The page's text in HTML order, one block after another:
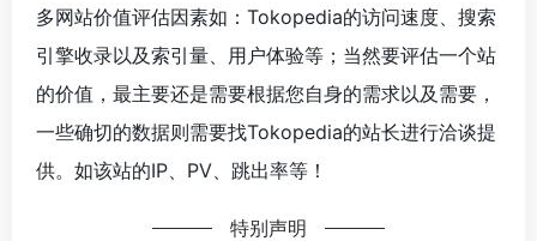
多网站价值评估因素如：Tokopedia的访问速度、搜索
引擎收录以及索引量、用户体验等；当然要评估一个站
的价值，最主要还是需要根据您自身的需求以及需要，
一些确切的数据则需要找Tokopedia的站长进行洽谈提
供。如该站的IP、PV、跳出率等！
特别声明